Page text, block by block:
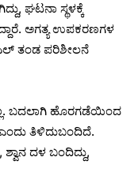
ಘಟನಾ ಸ್ಥಳಕ್ಕೆ
ಅಗತ್ಯ ಉಪಕರಣಗಳ
ತಂಡ ಪರಿಶೀಲನೆ
ಬದಲಾಗಿ ಹೊರಗಡೆಯಿಂದ
ತಿಳಿದುಬಂದಿದೆ.
ದಳ ಬಂದಿದ್ದು,